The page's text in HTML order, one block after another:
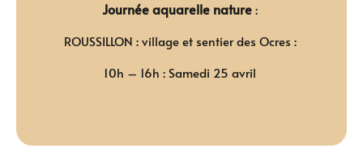
Journée aquarelle nature:
ROUSSILLON : village et sentier des Ocres :
10h – 16h : Samedi 25 avril